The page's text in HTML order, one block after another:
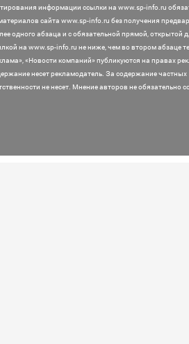
информации ссылки на www.sp-info.ru
сайта www.sp-info.ru без получения
одного абзаца и с обязательной прямой, открытой
на www.sp-info.ru не ниже, чем во втором абзаце
«Новости компаний» публикуются на правах
несет рекламодатель. За содержание частных
не несет. Мнениеавторов не обязательно